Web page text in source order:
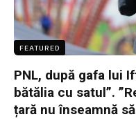
FEATURED
PNL, după gafa lui
bătălia cu satul”.
țară nu înseamnă